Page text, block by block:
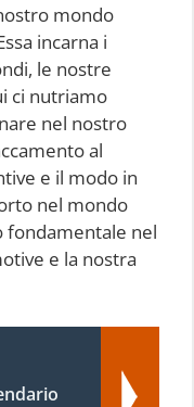
mondo
incarna i
le nostre
ci nutriamo
nel nostro
al
e il modo in
nel mondo
fondamentale nel
e la nostra